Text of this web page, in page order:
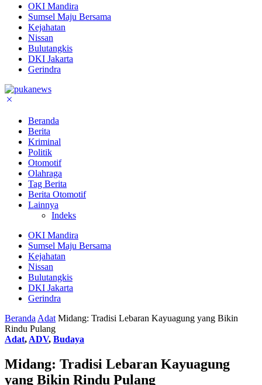
OKI Mandira
Sumsel Maju Bersama
Kejahatan
Nissan
Bulutangkis
DKI Jakarta
Gerindra
Beranda
Berita
Kriminal
Politik
Otomotif
Olahraga
Tag Berita
Berita Otomotif
Lainnya
Indeks
OKI Mandira
Sumsel Maju Bersama
Kejahatan
Nissan
Bulutangkis
DKI Jakarta
Gerindra
Beranda Adat Midang: Tradisi Lebaran Kayuagung yang Bikin
Rindu Pulang
Adat, ADV, Budaya
Midang: Tradisi Lebaran Kayuagung
yang Bikin Rindu Pulang